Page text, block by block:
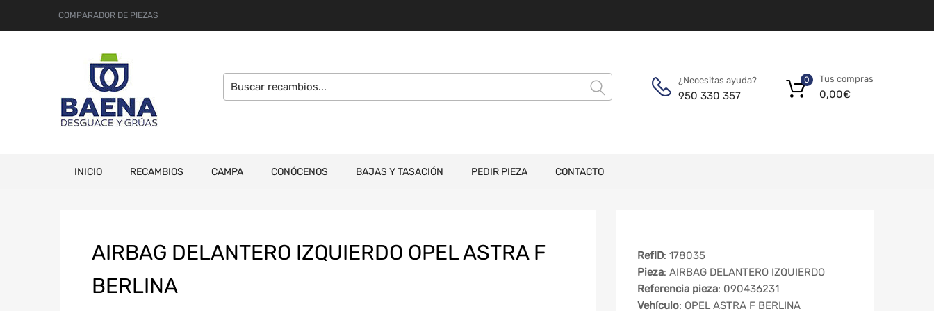
COMPARADOR DE PIEZAS
¿Necesitas ayuda?
950 330 357
Tus compras
0,00€
0
INICIO RECAMBIOS CAMPA CONÓCENOS BAJAS Y TASACIÓN PEDIR PIEZA CONTACTO
AIRBAG DELANTERO IZQUIERDO OPEL ASTRA F
BERLINA
RefID: 178035
Pieza: AIRBAG DELANTERO IZQUIERDO
Referencia pieza: 090436231
Vehículo: OPEL ASTRA F BERLINA